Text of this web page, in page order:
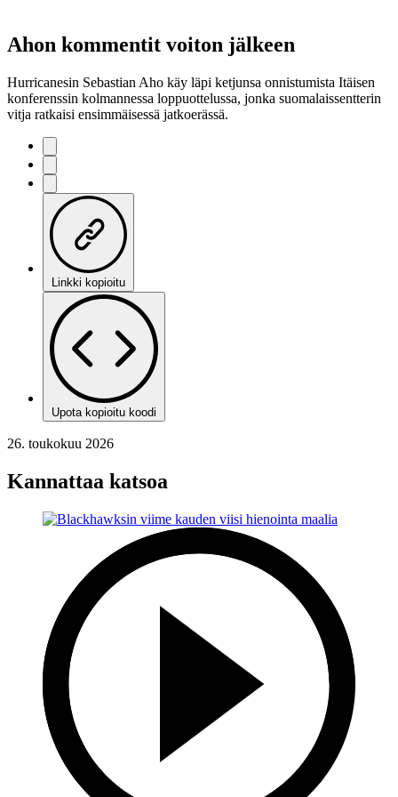
Ahon kommentit voiton jälkeen
Hurricanesin Sebastian Aho käy läpi ketjunsa onnistumista Itäisen
konferenssin kolmannessa loppuottelussa, jonka suomalaissentterin
vitja ratkaisi ensimmäisessä jatkoerässä.
Linkki kopioitu
Upota kopioitu koodi
26. toukokuu 2026
Kannattaa katsoa